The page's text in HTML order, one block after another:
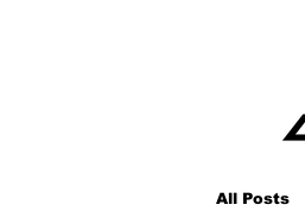
All Posts